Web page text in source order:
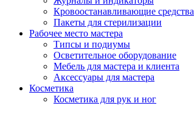
Кровоостанавливающие средства
Пакеты для стерилизации
Рабочее место мастера
Типсы и подиумы
Осветительное оборудование
Мебель для мастера и клиента
Аксессуары для мастера
Косметика
Косметика для рук и ног